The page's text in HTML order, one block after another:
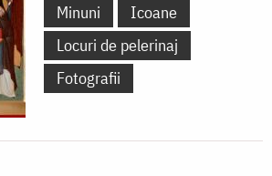
Minuni
Icoane
Locuri de pelerinaj
Fotografii